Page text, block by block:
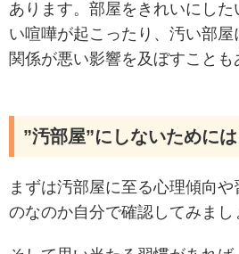
あります。部屋をきれいにし
い喧嘩が起こったり、汚い部
関係が悪い影響を及ぼすことも
”汚部屋”にしないために
まずは汚部屋に至る心理傾向
のなのか自分で確認してみまし